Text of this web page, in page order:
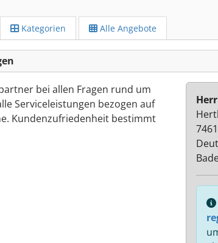
Kategorien Alle Angebote
bei allen Fragen rund um
Serviceleistungen bezogen auf
Kundenzufriedenheit bestimmt